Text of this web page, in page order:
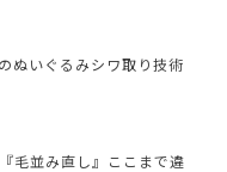
ぬいぐるみシワ取り技術
毛並み直し』ここまで違